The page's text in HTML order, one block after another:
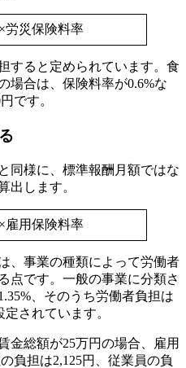
労災保険料率
すると定められています。食
場合は、保険料率が0.6%な
です。
同様に、標準報酬月額ではな
出します。
雇用保険料率
、事業の種類によって労働者
点です。一般の事業に分類さ
、そのうち労働者負担は
されています。
金総額が25万円の場合、雇用
負担は2,125円、従業員の負